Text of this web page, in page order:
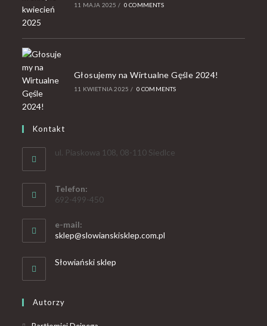
11 MAJA 2025 / 0 COMMENTS
Głosujemy na Wirtualne Gęśle 2024!
11 KWIETNIA 2025 / 0 COMMENTS
Kontakt
ul. Piaskowa 108, 08-110 Siedlce
Telefon:
692-499-450
e-mail:
sklep@slowianskisklep.com.pl
Słowiański sklep
Autorzy